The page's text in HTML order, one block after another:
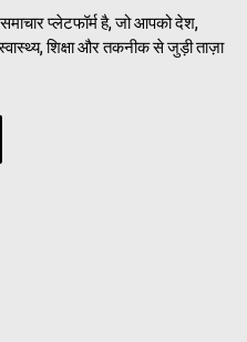
प्लेटफॉर्म है, जो आपको देश,
शिक्षा और तकनीक से जुड़ी ताज़ा